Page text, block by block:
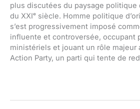
plus discutées du paysage politique
du XXIᵉ siècle. Homme politique
s’est progressivement imposé
influente et controversée, occupant
ministériels et jouant un rôle majeur
Action Party, un parti qui tente de